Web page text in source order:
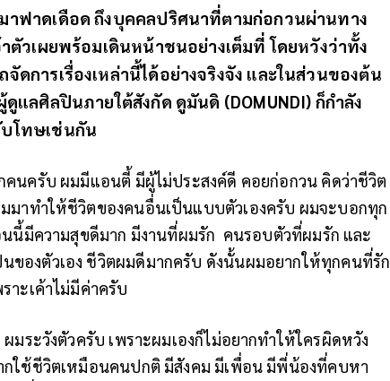
ฟาดเดือด ถึงบุคคลปริศนาที่ตามก่อกวนผ่านทาง
ตัวเผยพร้อมเดินหน้าชนอย่างเต็มที่ โดยหวังว่าทั้ง
ดการเรื่องเหล่านี้ได้อย่างจริงจัง และในส่วนของต้น
แลศิลปินภายใต้สังกัด ดูมันดิ (DOMUNDI) ก็กำลัง
โทษเช่นกัน
นครับ ผมมีแอนตี้ มีผู้ไม่ประสงค์ดี คอยก่อกวน คิดว่าชีวิต
มาทำให้ชีวิตของคนอื่นเป็นแบบตัวเองครับ ผมจะบอกทุก
นี้มีความสุขดีมาก มีงานที่ผมรัก คนรอบตัวที่ผมรัก และ
องตัวเอง ชีวิตผมดีมากครับ ดังนั้นผมอยากให้ทุกคนที่รัก
าะเค้าไม่มีค่าครับ
ระวังตัวครับ เพราะผมเองก็ไม่อยากทำให้ใครผิดหวัง
ใช้ชีวิตเหมือนคนปกติ มีสังคม มีเพื่อน มีพี่น้องที่คบหา